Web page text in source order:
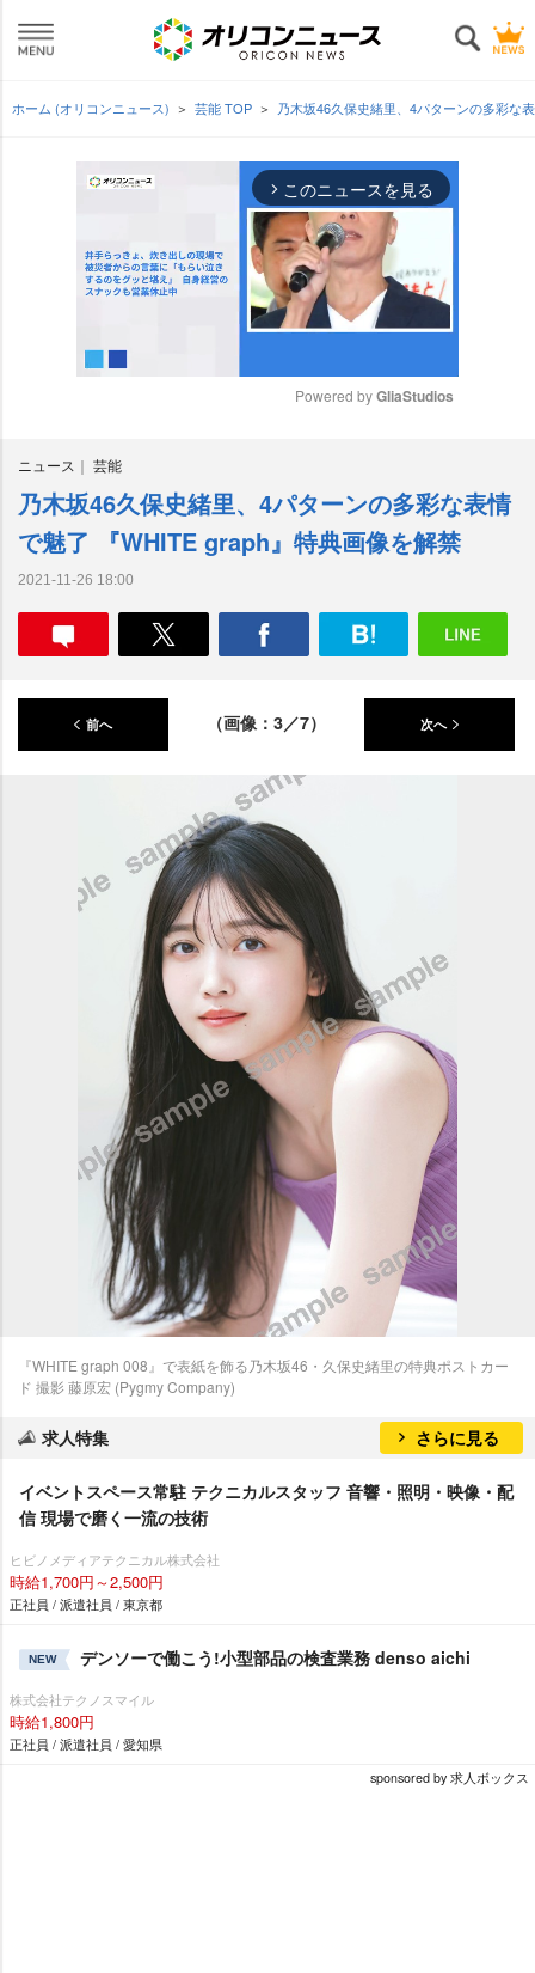
ホーム (オリコンニュース) 芸能 TOP 乃木坂46久保史緒里、4パターンの多彩な
arrow_forward_ios このニュースを見る
e
Powered by GliaStudios
ニュース 芸能
乃木坂46久保史緒里、4パターンの多彩な表情
で魅了 『WHITE graph』特典画像を解禁
2021-11-26 18:00
前へ （画像：3／7） 次へ
『WHITE graph 008』で表紙を飾る乃木坂46・久保史緒里の特典ポストカー
ド 撮影 藤原宏 (Pygmy Company)
求人特集 さらに見る
イベントスペース常駐 テクニカルスタッフ 音響・照明・映像・配
信 現場で磨く一流の技術
ヒビノメディアテクニカル株式会社
時給1,700円～2,500円
正社員 / 派遣社員 / 東京都
NEW デンソーで働こう!小型部品の検査業務 denso aichi
株式会社テクノスマイル
時給1,800円
正社員 / 派遣社員 / 愛知県
sponsored by 求人ボックス